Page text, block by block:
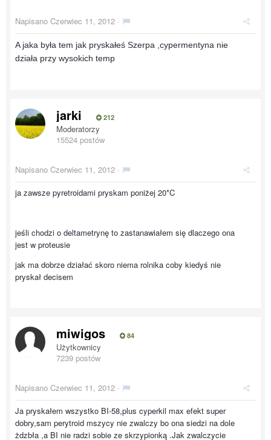
Napisano Czerwiec 11, 2012 ·
A jaka była tem jak pryskałeś Szerpa ,cypermentyna nie
działa przy wysokich temp
jarki 212
Moderatorzy
15524 postów
Napisano Czerwiec 11, 2012 ·
ja zawsze pyretroidami pryskam poniżej 20*C
jeśli chodzi o deltametrynę to zastanawiałem się dlaczego ona
jest w proteusie
jak ma dobrze działać skoro niema rolnika coby kiedyś nie
pryskał decisem
miwigos 84
Użytkownicy
7239 postów
Napisano Czerwiec 11, 2012 ·
Ja pryskałem wszystko BI-58,plus cyperkil max efekt super
dobry,sam perytroid mszycy nie zwalczy bo ona siedzi na dole
żdzbła ,a BI nie radzi sobie ze skrzypionką .Jak zwalczycie